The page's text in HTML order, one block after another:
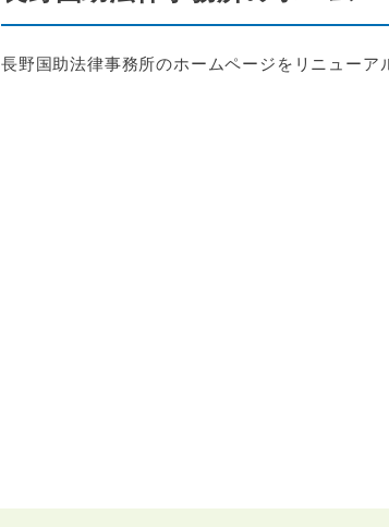
長野国助法律事務所のホームページをリニューア